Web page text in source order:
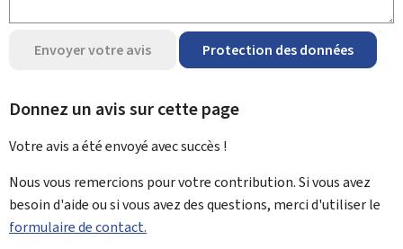
Envoyer votre avis Protection des données
Donnez un avis sur cette page
Votre avis a été envoyé avecsuccès !
Nous vous remercions pour votre contribution. Si vous avez
besoin d'aide ou si vous avez des questions, merci d'utiliser le
formulaire de contact.